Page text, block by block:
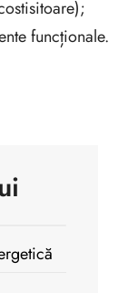
funcționale.